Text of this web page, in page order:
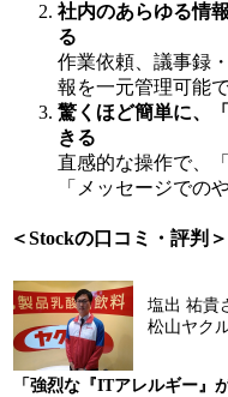
社内のあらゆる情
る
作業依頼、議事録
報を一元管理可能で
驚くほど簡単に、
きる
直感的な操作で、
「メッセージでの
＜Stockの口コミ・評判＞
塩出 祐貴
松山ヤク
「強烈な『ITアレルギー』